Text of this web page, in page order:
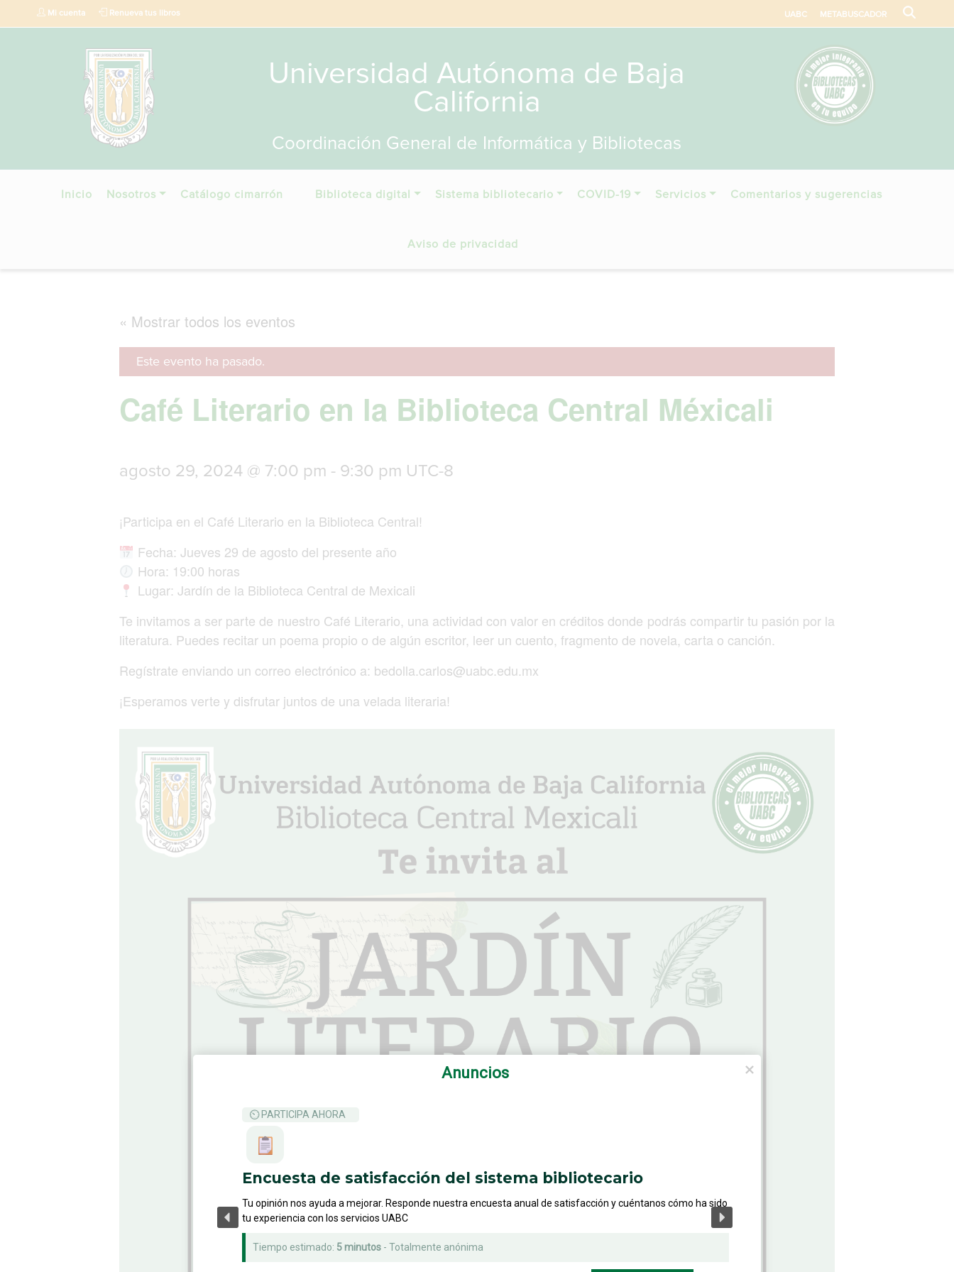
Mi cuenta Renueva tus libros UABC METABUSCADOR
Universidad Autónoma de Baja
California
Coordinación General de Informática y Bibliotecas
Inicio Nosotros Catálogo cimarrón Biblioteca digital Sistema bibliotecario COVID-19 Servicios Comentarios y sugerencias
Aviso de privacidad
« Mostrar todos los eventos
Este evento ha pasado.
Café Literario en la Biblioteca Central Méxicali
agosto 29, 2024 @ 7:00 pm - 9:30 pm UTC-8
¡Participa en el Café Literario en la Biblioteca Central!
Fecha: Jueves 29 de agosto del presente año
Hora: 19:00 horas
Lugar: Jardín de la Biblioteca Central de Mexicali
Te invitamos a ser parte de nuestro Café Literario, una actividad con valor en créditos donde podrás compartir tu pasión por la
literatura. Puedes recitar un poema propio o de algún escritor, leer un cuento, fragmento de novela, carta o canción.
Regístrate enviando un correo electrónico a: bedolla.carlos@uabc.edu.mx
¡Esperamos verte y disfrutar juntos de una velada literaria!
Anuncios
⏲ PARTICIPA AHORA
Encuesta de satisfacción del sistema bibliotecario
Tu opinión nos ayuda a mejorar. Responde nuestra encuesta anual de satisfacción y cuéntanos cómo ha sido
tu experiencia con los servicios UABC
Tiempo estimado: 5 minutos - Totalmente anónima